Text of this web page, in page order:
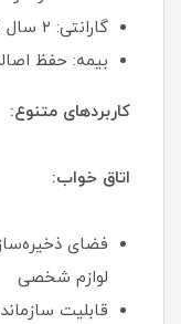
گارانتی: ۲ سال ضمانت رسمی
بیمه: حفظ
کاربردهای متنوع:
اتاق خواب:
فضای
لوازم شخصی
قابلیت